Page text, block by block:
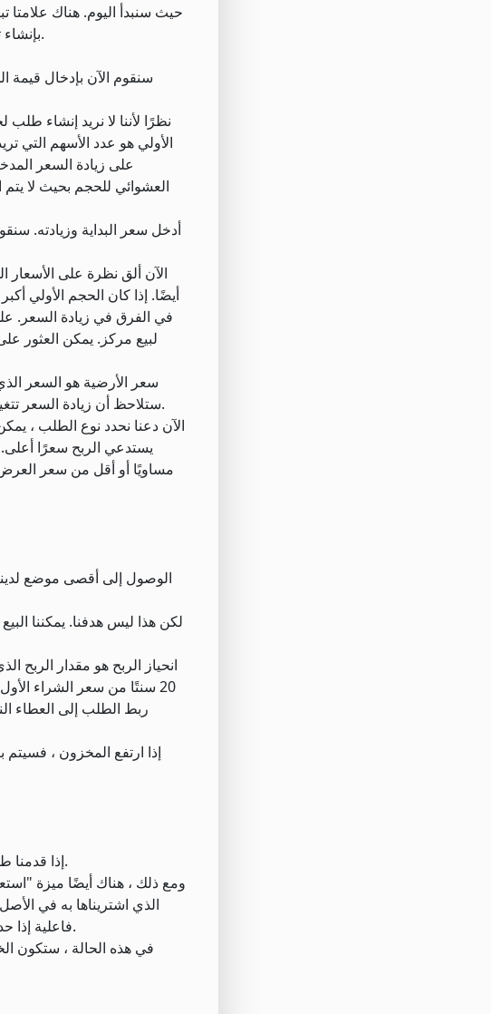
بإنشاء ترتيب مقياس بسيط للحصول على الأساسيات الصحيحة ، ثم ننتقل إلى علامة التبويب "زوج" وننشئ خوارزمية زوج.
الأولي هو عدد الأسهم التي
الآن ألق نظرة على الأسعار
أيضًا. إذا كان الحجم الأولي
سعر الأرضية هو السعر
ستلاحظ أن زيادة السعر تتغير تلقائيًا لتعويض ذلك. يمكنك تغيير الأسعار عن طريق إدخالها يدويًا أو عن طريق سحب الخطوط على الرسم البياني.
الآن دعنا نحدد نوع الطلب ،
مساويًا أو أقل من سعر
لكن هذا ليس هدفنا. يمكننا
20 سنتًا من سعر الشراء
ربط الطلب إلى العطاء
إذا ارتفع المخزون ،
إذا قدمنا طلبًا يحتوي فقط على مجموعة تعويض ربح ، فإن الخوارزمية ستشتري فقط وتبيع عند كل سعر مرة واحدة ثم تتوقف.
ومع ذلك ، هناك أيضًا ميزة
الذي اشتريناها به في
فاعلية إذا حددنا مستوى منخفضًا بدرجة كافية لزيادة الأسعار وتحيز الربح. لذلك دعونا نغير انحياز الربح من 20 سنتًا إلى 4 سنتات.
في هذه الحالة ، ستكون